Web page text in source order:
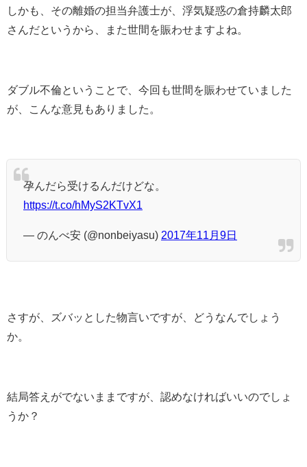
しかも、その離婚の担当弁護士が、浮気疑惑の倉持麟太郎
さんだというから、また世間を賑わせますよね。
ダブル不倫ということで、今回も世間を賑わせていました
が、こんな意見もありました。
孕んだら受けるんだけどな。
https://t.co/hMyS2KTvX1
— のんべ安 (@nonbeiyasu) 2017年11月9日
さすが、ズバッとした物言いですが、どうなんでしょう
か。
結局答えがでないままですが、認めなければいいのでしょ
うか？